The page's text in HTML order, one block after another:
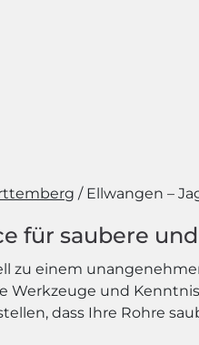
Ellwangen –
für saubere
zu einem
Werkzeuge und
dass Ihre Rohre